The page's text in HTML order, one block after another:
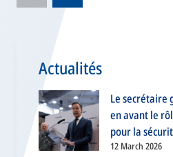
diapositivesuivante
Actualités
Le secrétaire
en avant le
pour la
12 March 2026